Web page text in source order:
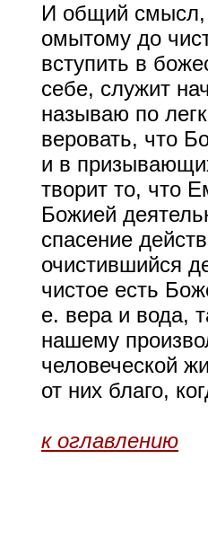
И общий смысл,
омытому до
вступить в
себе, служит
называю по
веровать, что
и в
творит то, что
Божией
спасение
очистившийся
чистое есть
е. вера и вода,
нашему
человеческой
от них благо,
к оглавлению